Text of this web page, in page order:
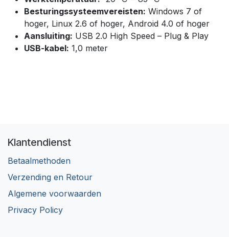
Besturingssysteemvereisten: Windows 7 of
hoger, Linux 2.6 of hoger, Android 4.0 of hoger
Aansluiting: USB 2.0 High Speed – Plug & Play
USB-kabel: 1,0 meter
Klantendienst
Betaalmethoden
Verzending en Retour
Algemene voorwaarden
Privacy Policy